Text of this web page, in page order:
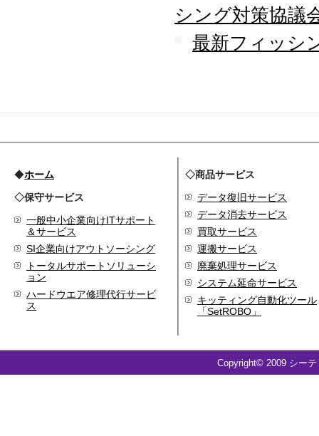
シング対策協議
最新フィッシ
◆ホーム
◇保守サービス
一般中小企業向けITサポート
＆サービス
SI企業向けアウトソーシング
トータルサポートソリューシ
ョン
ハードウエア修理代行サービ
ス
◇商品サービス
データ復旧サービス
データ消去サービス
買取サービス
運搬サービス
廃棄処理サービス
システム延命サービス
キッティング自動化ツール
「SetROBO」
Copyright© 2009 シー